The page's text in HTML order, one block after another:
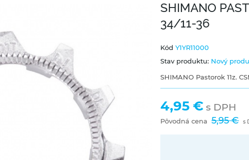
SHIMANO
34/11-36
Kód Y1YR11000
Stav produktu: Nový
SHIMANO Pastorok 11z.
4,95 € s DPH
Pôvodná cena 5,95 € s